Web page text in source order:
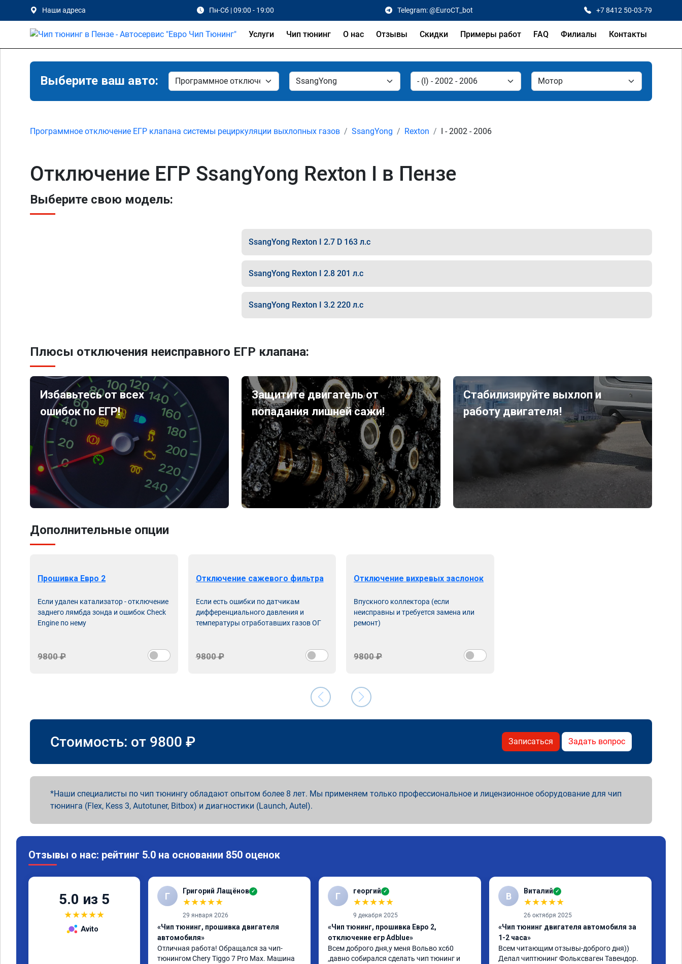
Наши адреса Пн-Сб | 09:00 - 19:00 Telegram: @EuroCT_bot +7 8412 50-03-79
Услуги Чип тюнинг О нас Отзывы Скидки Примеры работ FAQ Филиалы Контакты
Выберите ваш авто:
Программное отключение ЕГР клапана системы рециркуляции выхлопных газов SsangYong Rexton I - 2002 - 2006
Отключение ЕГР SsangYong Rexton I в Пензе
Выберите свою модель:
SsangYong Rexton I 2.7 D 163 л.с
SsangYong Rexton I 2.8 201 л.с
SsangYong Rexton I 3.2 220 л.с
Плюсы отключения неисправного ЕГР клапана:
Избавьтесь от всех
ошибок по ЕГР!
Защитите двигатель от
попадания лишней сажи!
Стабилизируйте выхлоп и
работу двигателя!
Дополнительные опции
Прошивка Евро 2
Если удален катализатор - отключение
заднего лямбда зонда и ошибок Check
Engine по нему
9800 ₽
Отключение сажевого фильтра
Если есть ошибки по датчикам
дифференциального давления и
температуры отработавших газов ОГ
9800 ₽
Отключение вихревых заслонок
Впускного коллектора (если
неисправны и требуется замена или
ремонт)
9800 ₽
Стоимость: от 9800 ₽ Записаться Задать вопрос
Наши специалисты по чип тюнингу обладают опытом более 8 лет. Мы применяем только профессиональное и лицензионное оборудование для чип
тюнинга (Flex, Kess 3, Autotuner, Bitbox) и диагностики (Launch, Autel).
Отзывы о нас: рейтинг 5.0 на основании 850 оценок
5.0 из 5
★★★★★
Avito
Г Григорий Лащёнов ✓
★★★★★
29 января 2026
«Чип тюнинг, прошивка двигателя
автомобиля»
Отличная работа! Обращался за чип-
тюнингом Chery Tiggo 7 Pro Max. Машина
Г георгий ✓
★★★★★
9 декабря 2025
«Чип тюнинг, прошивка Евро 2,
отключение егр Adblue»
Всем доброго дня,у меня Вольво xc60
,давно собирался сделать чип тюнинг и
В Виталий ✓
★★★★★
26 октября 2025
«Чип тюнинг двигателя автомобиля за
1-2 часа»
Всем читающим отзывы-доброго дня))
Делал чиптюнинг Фольксваген Тавендор.